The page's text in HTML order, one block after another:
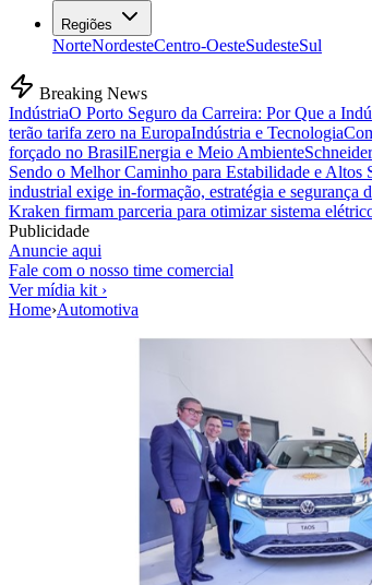
Regiões
NorteNordesteCentro-OesteSudesteSul
Breaking News
IndústriaO Porto Seguro da Carreira: Por Que a
terão tarifa zero na EuropaIndústria e Tecnologia
forçado no BrasilEnergia e Meio Ambiente
Sendo o Melhor Caminho para Estabilidade e Altos
industrial exige in-formação, estratégia e
Kraken firmam parceria para otimizar sistema
Publicidade
Anuncie aqui
Fale com o nosso time comercial
Ver mídia kit ›
Home›Automotiva